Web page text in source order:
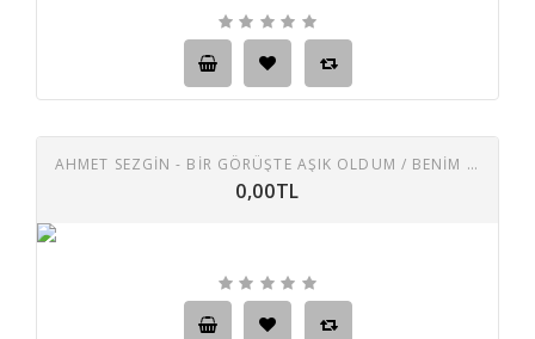
AHMET SEZGİN - BIR GÖRÜŞTE AŞIK OLDUM / BENIM DE ÇANIM YOK MU
0,00TL